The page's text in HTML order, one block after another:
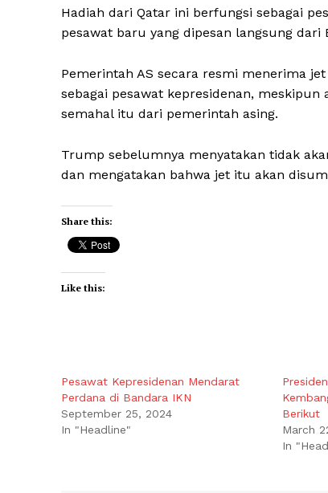
Hadiah dari Qatar ini berfungsi sebagai
pesawat baru yang dipesan langsung
Pemerintah AS secara resmi menerima
sebagai pesawat kepresidenan,
semahal itu dari pemerintah asing.
Trump sebelumnya menyatakan tidak
dan mengatakan bahwa jet itu akan
Share this:
Like this:
Pesawat Kepresidenan Mendarat
Perdana di Bandara IKN
September 25, 2024
In "Headline"
Berikut
March
In